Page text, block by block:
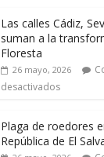
Las calles Cádiz,
suman a la
Floresta
26 mayo, 2026
desactivados
Plaga de roedores
República de El